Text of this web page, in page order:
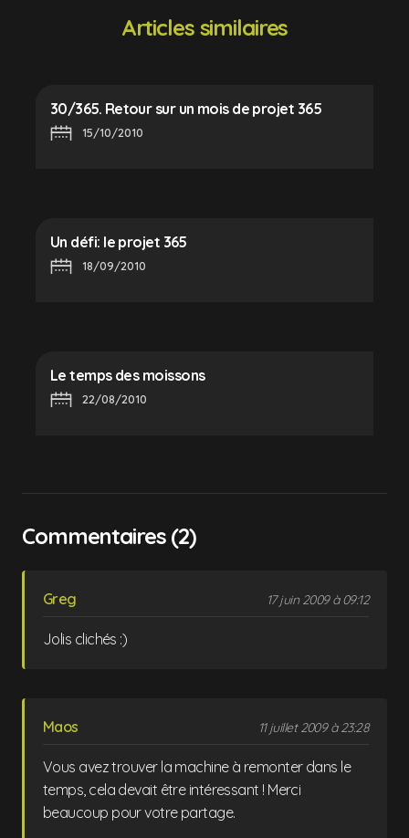
Articles similaires
30/365. Retour sur un mois de projet 365
15/10/2010
Un défi: le projet 365
18/09/2010
Le temps des moissons
22/08/2010
Commentaires (2)
Greg 17 juin 2009 à 09:12
Jolis clichés :)
Maos 11 juillet 2009 à 23:28
Vous avez trouver la machine à remonter dans le
temps, cela devait être intéressant ! Merci
beaucoup pour votre partage.